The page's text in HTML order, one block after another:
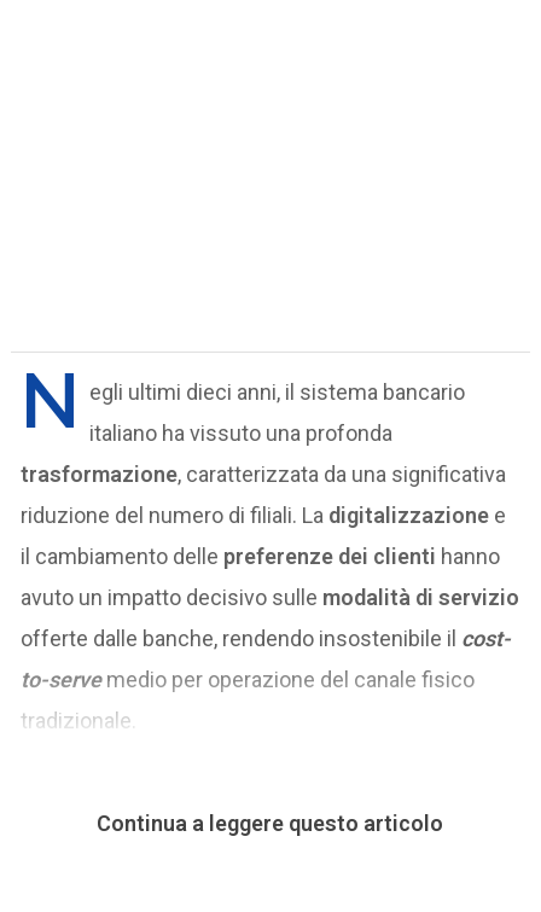
N
egli ultimi dieci anni, il sistema bancario
italiano ha vissuto una profonda
trasformazione, caratterizzata da una significativa
riduzione del numero di filiali. La digitalizzazione e
il cambiamento delle preferenze dei clienti hanno
avuto un impatto decisivo sulle modalità di servizio
offerte dalle banche, rendendo insostenibile il cost-
to-servemedio per operazione del canale fisico
tradizionale.
Continua a leggere questo articolo